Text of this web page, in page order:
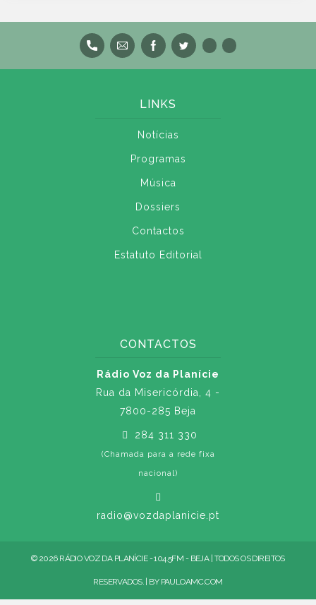
LINKS
Notícias
Programas
Música
Dossiers
Contactos
Estatuto Editorial
CONTACTOS
Rádio Voz da Planície
Rua da Misericórdia, 4 -
7800-285 Beja
284 311 330
(Chamada para a rede fixa
nacional)
radio@vozdaplanicie.pt
© 2026 RÁDIO VOZ DA PLANÍCIE - 104.5FM - BEJA | TODOS OS DIREITOS
RESERVADOS. | BY PAULOAMC.COM